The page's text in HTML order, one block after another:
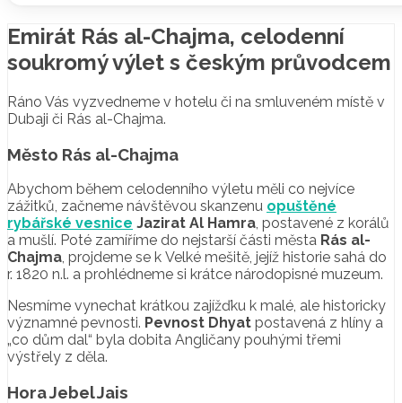
Emirát Rás al-Chajma, celodenní
soukromývýlet s českým průvodcem
Ráno Vás vyzvedneme v hotelu či na smluveném místě v
Dubaji či Rás al-Chajma.
Město Rás al-Chajma
Abychom během celodenního výletu měli co nejvíce
zážitků, začneme návštěvou skanzenu opuštěné
rybářské vesnice Jazirat Al Hamra, postavené z korálů
a mušlí. Poté zamíříme do nejstarší části města Rás al-
Chajma, projdeme se k Velké mešitě, jejíž historie sahá do
r. 1820 n.l. a prohlédneme si krátce národopisné muzeum.
Nesmíme vynechat krátkou zajížďku k malé, ale historicky
významné pevnosti. Pevnost Dhyat postavená z hlíny a
„co dům dal“ byla dobita Angličany pouhými třemi
výstřely z děla.
Hora Jebel Jais